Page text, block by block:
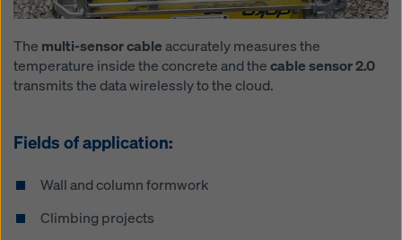
The multi-sensor cableaccurately measures the
temperature inside the concrete and thecable sensor 2.0
transmits the data wirelessly to the cloud.
Fields of application:
Wall and column formwork
Climbing projects